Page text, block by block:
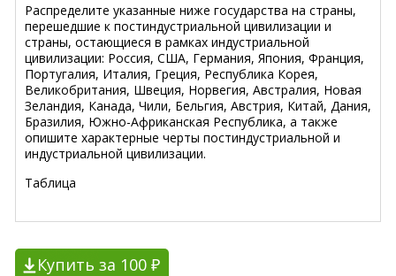
Распределите указанные ниже государства на страны,
перешедшие к постиндустриальной цивилизации и
страны, остающиеся в рамках индустриальной
цивилизации: Россия, США, Германия, Япония, Франция,
Португалия, Италия, Греция, Республика Корея,
Великобритания, Швеция, Норвегия, Австралия, Новая
Зеландия, Канада, Чили, Бельгия, Австрия, Китай, Дания,
Бразилия, Южно-Африканская Республика, а также
опишите характерные черты постиндустриальной и
индустриальной цивилизации.
Таблица
Купить за 100 ₽